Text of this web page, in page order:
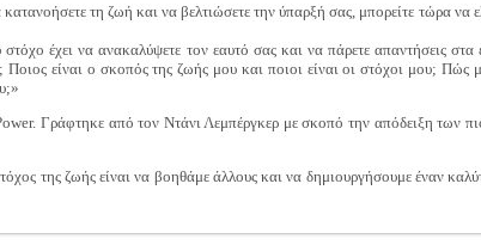
τη ζωή και να βελτιώσετε την ύπαρξή σας, μπορείτε τώρα να
έχει να ανακαλύψετε τον εαυτό σας και να πάρετε απαντήσεις
Ποιος είναι ο σκοπός της ζωής μου και ποιοι είναι οι στόχοι μου;
Γράφτηκε από τον Ντάνι Λεμπέργκερ με σκοπό την απόδειξη των
της ζωής είναι να βοηθάμε άλλους και να δημιουργήσουμε έναν